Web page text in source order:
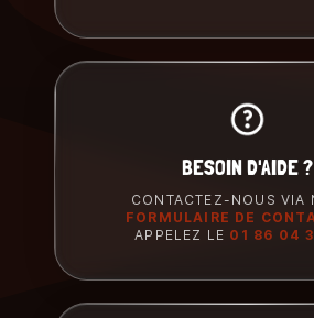
BESOIN D'AIDE ?
CONTACTEZ-NOUS VIA
FORMULAIRE DE
APPELEZ LE 01 86 04